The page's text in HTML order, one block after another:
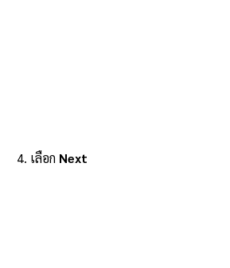
4. เลือก Next